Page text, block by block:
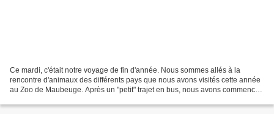
Ce mardi, c'était notre voyage de fin d'année. Nous sommes allés à la
rencontre d'animaux des différents pays que nous avons visités cette année
au Zoo de Maubeuge. Après un "petit" trajet en bus, nous avons commencé